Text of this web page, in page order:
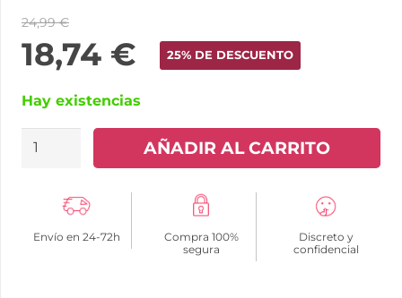
24,99€
18,74 € 25% DE DESCUENTO
Hay existencias
MORESSA
THREE
ENTRENAMIENTO
AÑADIR AL CARRITO
Envío en 24-72h
Compra 100%
segura
Discreto y
confidencial